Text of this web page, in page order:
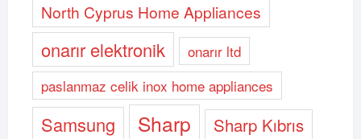
North Cyprus Home Appliances
onarır elektronik
onarır ltd
paslanmaz celik inox home appliances
Samsung Sharp Sharp Kıbrıs